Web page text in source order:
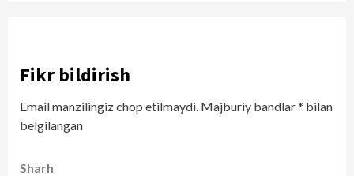
Fikr bildirish
Email manzilingiz chop etilmaydi. Majburiy bandlar* bilan
belgilangan
Sharh